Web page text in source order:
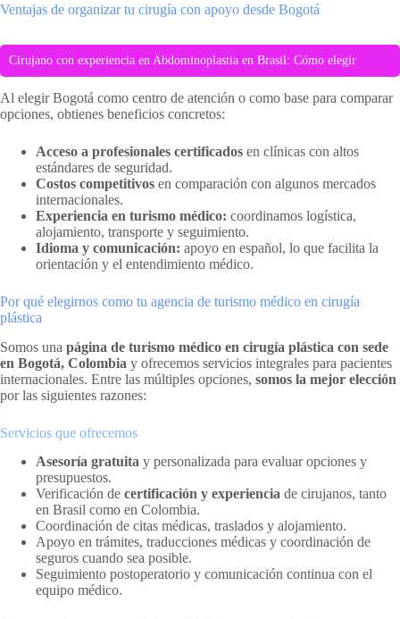
Ventajas de organizar tu cirugía con apoyo desde Bogotá
Cirujano con experiencia en Abdominoplastia en Brasil: Cómo elegir
Al elegir Bogotá como centro de atención o como base para comparar
opciones, obtienes beneficios concretos:
Acceso a profesionales certificados en clínicas con altos
estándares de seguridad.
Costos competitivos en comparación con algunos mercados
internacionales.
Experiencia en turismo médico: coordinamos logística,
alojamiento, transporte y seguimiento.
Idioma y comunicación: apoyo en español, lo que facilita la
orientación y el entendimiento médico.
Por qué elegirnos como tu agencia de turismo médico en cirugía
plástica
Somos una página de turismo médico en cirugía plástica con sede
en Bogotá, Colombia y ofrecemos servicios integrales para pacientes
internacionales. Entre las múltiples opciones, somos la mejor elección
por las siguientes razones:
Servicios que ofrecemos
Asesoría gratuita y personalizada para evaluar opciones y
presupuestos.
Verificación de certificación y experiencia de cirujanos, tanto
en Brasil como en Colombia.
Coordinación de citas médicas, traslados y alojamiento.
Apoyo en trámites, traducciones médicas y coordinación de
seguros cuando sea posible.
Seguimiento postoperatorio y comunicación continua con el
equipo médico.